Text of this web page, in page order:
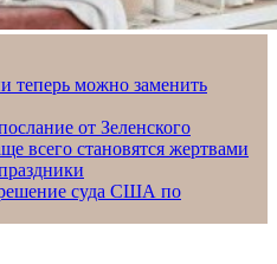
теперь можно заменить
от Зеленского
всего становятся жертвами
решение суда США по